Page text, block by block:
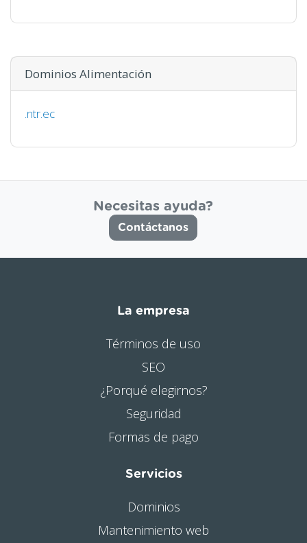
Dominios Alimentación
.ntr.ec
Necesitas ayuda?
Contáctanos
La empresa
Términos de uso
SEO
¿Porqué elegirnos?
Seguridad
Formas de pago
Servicios
Dominios
Mantenimiento web